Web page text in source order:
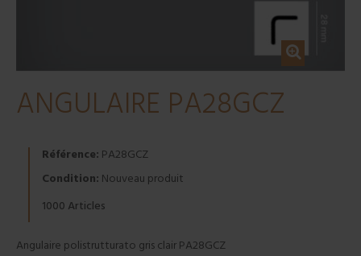
ANGULAIRE PA28GCZ
Référence: PA28GCZ
Condition: Nouveau produit
1000 Articles
Angulaire polistrutturato gris clair PA28GCZ